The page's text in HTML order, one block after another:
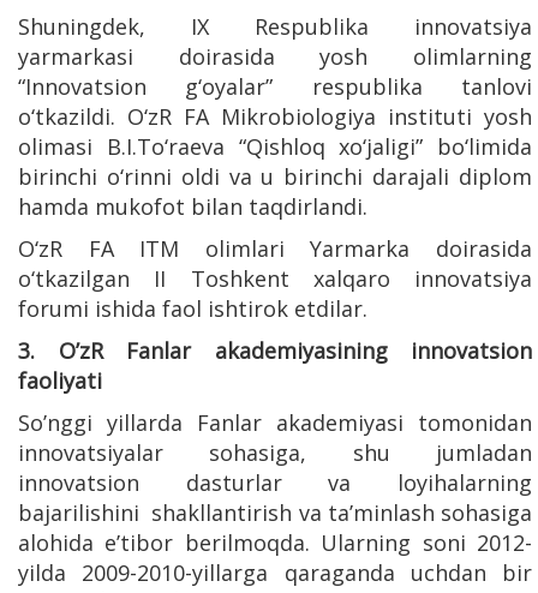
Shuningdek, IX Respublika innovatsiya
yarmarkasi doirasida yosh olimlarning
“Innovatsion g‘oyalar” respublika tanlovi
o‘tkazildi. O‘zR FA Mikrobiologiya instituti yosh
olimasi B.I.To‘raeva “Qishloq xo‘jaligi” bo‘limida
birinchi o‘rinni oldi va u birinchi darajali diplom
hamda mukofot bilan taqdirlandi.
O‘zR FA ITM olimlari Yarmarka doirasida
o‘tkazilgan II Toshkent xalqaro innovatsiya
forumi ishida faol ishtirok etdilar.
3. O’zR Fanlar akademiyasining innovatsion
faoliyati
So’nggi yillarda Fanlar akademiyasi tomonidan
innovatsiyalar sohasiga, shu jumladan
innovatsion dasturlar va loyihalarning
bajarilishini shakllantirish va ta’minlash sohasiga
alohida e’tibor berilmoqda. Ularning soni 2012-
yilda 2009-2010-yillarga qaraganda uchdan bir